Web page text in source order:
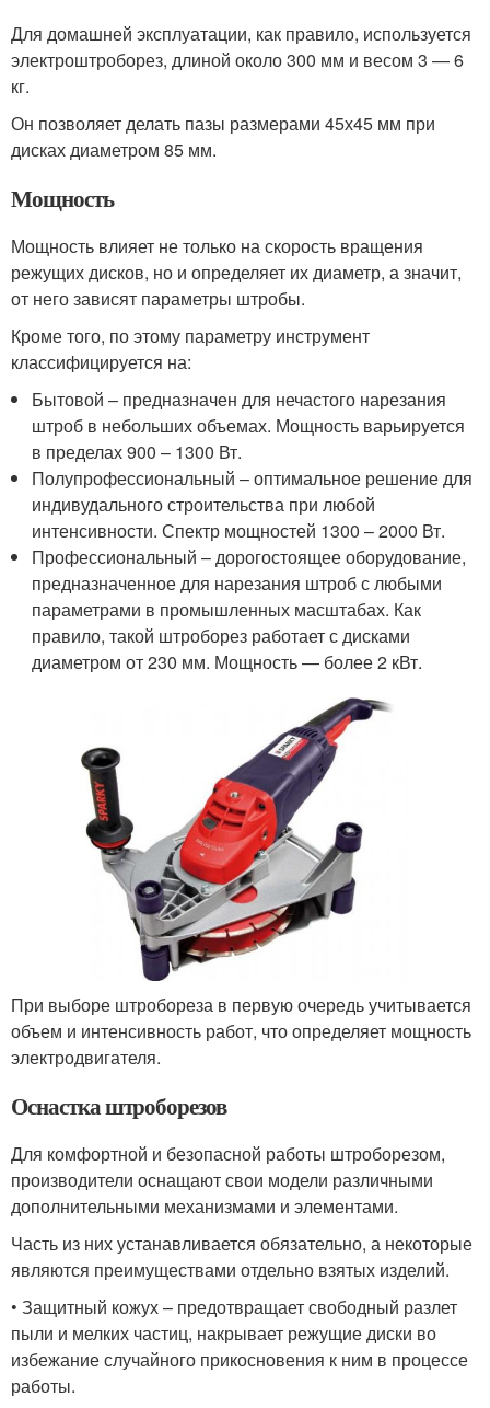
Для домашней эксплуатации, как правило, используется
электроштроборез, длиной около 300 мм и весом 3 — 6
кг.
Он позволяет делать пазы размерами 45х45 мм при
дисках диаметром 85 мм.
Мощность
Мощность влияет не только на скорость вращения
режущих дисков, но и определяет их диаметр, а значит,
от него зависят параметры штробы.
Кроме того, по этому параметру инструмент
классифицируется на:
Бытовой – предназначен для нечастого нарезания
штроб в небольших объемах. Мощность варьируется
в пределах 900 – 1300 Вт.
Полупрофессиональный – оптимальное решение для
индивудального строительства при любой
интенсивности. Спектр мощностей 1300 – 2000 Вт.
Профессиональный – дорогостоящее оборудование,
предназначенное для нарезания штроб с любыми
параметрами в промышленных масштабах. Как
правило, такой штроборез работает с дисками
диаметром от 230 мм. Мощность — более 2 кВт.
При выборе штробореза в первую очередь учитывается
объем и интенсивность работ, что определяет мощность
электродвигателя.
Оснастка штроборезов
Для комфортной и безопасной работы штроборезом,
производители оснащают свои модели различными
дополнительными механизмами и элементами.
Часть из них устанавливается обязательно, а некоторые
являются преимуществами отдельно взятых изделий.
• Защитный кожух – предотвращает свободный разлет
пыли и мелких частиц, накрывает режущие диски во
избежание случайного прикосновения к ним в процессе
работы.